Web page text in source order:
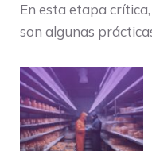
En esta etapa
son algunas